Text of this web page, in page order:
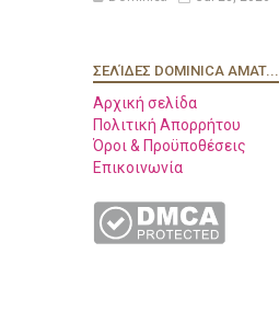
ΣΕΛΊΔΕΣ DOMINICA AMAT...
Αρχική σελίδα
Πολιτική Απορρήτου
Όροι & Προϋποθέσεις
Επικοινωνία